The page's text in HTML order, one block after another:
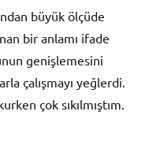
büyük ölçüde
bir anlamı ifade
genişlemesini
çalışmayı yeğlerdi.
çok sıkılmıştım.